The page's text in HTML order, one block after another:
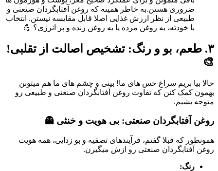
ضروری هستن.به خاطر همینه که روغن آفتابگردان صنعتی و
طبیعی از نظر ارزش غذایی اصلا قابل مقایسه نیستن. انتخاب
با خودته، یه روغن مرده یا یه روغن زنده و پر انرژی؟ 💪
۳. طعم، بو و رنگ: تشخیص اصالت از تقلبی!
🎨
حالا بیا بریم سراغ حس های ما! بینی و چشم های ما هم میتونن
بهمون کمک کنن که تفاوت روغن آفتابگردان صنعتی و طبیعی رو
متوجه بشیم.
روغن آفتابگردان صنعتی: بی هویت و خنثی 👻
همونطور که قبلا گفتم، فرآیندهای تصفیه و بو زدایی، همه هویت
روغن آفتابگردان صنعتی رو ازش میگیرن.
رنگ: